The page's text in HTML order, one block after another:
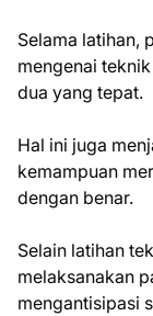
Selama latihan,
mengenai
dua yang tepat.
Hal ini juga
kemampuan
dengan benar.
Selain latihan
melaksanakan
mengantisipasi